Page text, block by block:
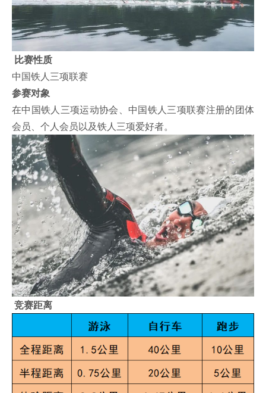
比赛性质
中国铁人三项联赛
参赛对象
在中国铁人三项运动协会、中国铁人三项联赛注册的团体
会员、个人会员以及铁人三项爱好者。
竞赛距离